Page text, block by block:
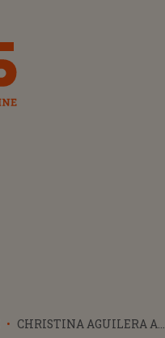
CHRISTINA AGUILERA A